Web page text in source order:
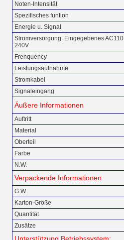
Noten-Intensität
Spezifisches funtion
Energie u. Signal
Stromversorgung: Eingegebenes AC110 |
240V
Frenquency
Leistungsaufnahme
Stromkabel
Signaleingang
Äußere Informationen
Auftritt
Material
Oberteil
Farbe
N.W.
Verpackende Informationen
G.W.
Karton-Größe
Quantität
Zusätze